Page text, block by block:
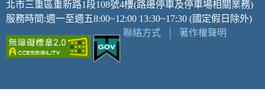
北市三重區重新路1段108號4樓(路邊停車及停車場相關業務)
服務時間:週一至週五8:00~12:00 13:30~17:30 (國定假日除外)
聯絡方式
著作權聲明